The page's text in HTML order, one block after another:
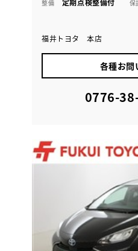
整備 保
福井トヨタ 本店
各種お問
0776-